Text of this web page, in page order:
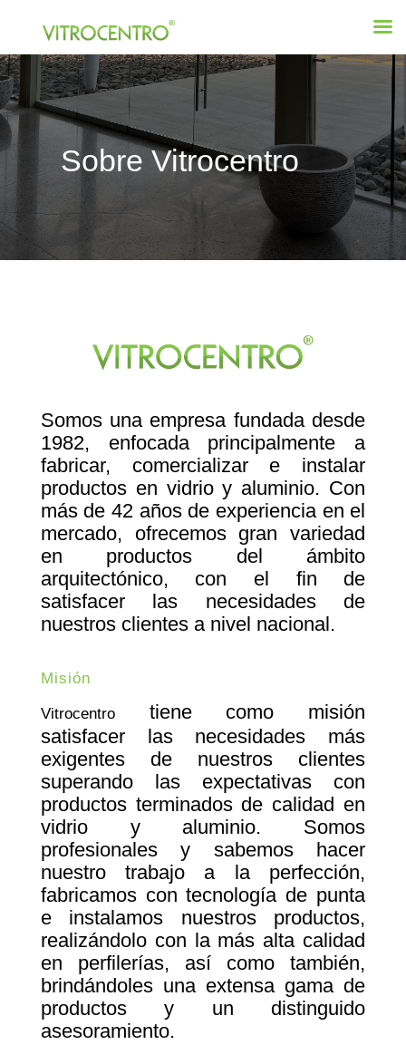
Sobre Vitrocentro
Somos una empresa fundada desde
1982, enfocada principalmente a
fabricar, comercializar e instalar
productos en vidrio y aluminio. Con
más de 42 años de experiencia en el
mercado, ofrecemos gran variedad
en productos del ámbito
arquitectónico, con el fin de
satisfacer las necesidades de
nuestros clientes a nivel nacional.
Misión
Vitrocentrotiene como misión
satisfacer las necesidades más
exigentes de nuestros clientes
superando las expectativas con
productos terminados de calidad en
vidrio y aluminio. Somos
profesionales y sabemos hacer
nuestro trabajo a la perfección,
fabricamos con tecnología de punta
e instalamos nuestros productos,
realizándolo con la más alta calidad
en perfilerías, así como también,
brindándoles una extensa gama de
productos y un distinguido
asesoramiento.